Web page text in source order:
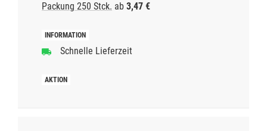
Packung 250 Stck. ab 3,47 €
Schnelle Lieferzeit